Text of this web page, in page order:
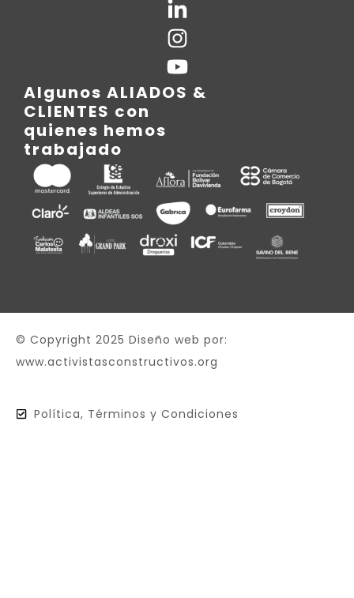
Algunos ALIADOS &
CLIENTES con
quienes hemos
trabajado
© Copyright 2025 Diseño web por:
www.activistasconstructivos.org
Política, Términos y Condiciones